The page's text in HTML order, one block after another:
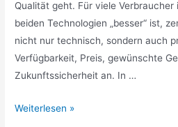
Qualität geht. Für viele
beiden Technologien „besser“ ist,
nicht nur technisch, sondern auch
Verfügbarkeit, Preis, gewünschte
Zukunftssicherheit an. In …
Was
Weiterlesen »